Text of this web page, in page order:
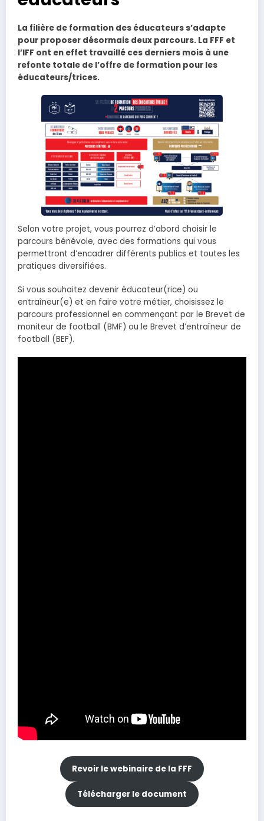
La filière de formation des éducateurs s’adapte
pour proposer désormais deux parcours. La FFF et
l’IFF ont en effet travaillé ces derniers mois à une
refonte totale de l’offre de formation pour les
éducateurs/trices.
Selon votre projet, vous pourrez d’abord choisir le
parcours bénévole, avec des formations qui vous
permettront d’encadrer différents publics et toutes les
pratiques diversifiées.
Si vous souhaitez devenir éducateur(rice) ou
entraîneur(e) et en faire votre métier, choisissez le
parcours professionnel en commençant par le Brevet de
moniteur de football (BMF) ou le Brevet d’entraîneur de
football (BEF).
Revoir le webinaire de la FFF
Télécharger le document